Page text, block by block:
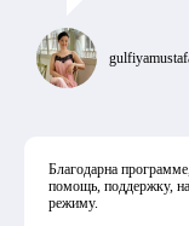
Благодарна
помощь, поддержку,
режиму.